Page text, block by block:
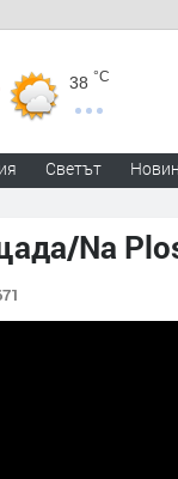
38 °C
Светът
Na